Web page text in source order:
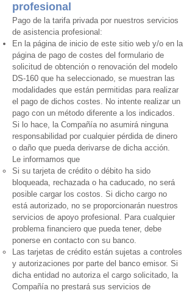
profesional
Pago de la tarifa privada por nuestros servicios
de asistencia profesional:
En la página de inicio de este sitio web y/o en la
página de pago de costes del formulario de
solicitud de obtención o renovación del modelo
DS-160 que ha seleccionado, se muestran las
modalidades que están permitidas para realizar
el pago de dichos costes. No intente realizar un
pago con un método diferente a los indicados.
Si lo hace, la Compañía no asumirá ninguna
responsabilidad por cualquier pérdida de dinero
o daño que pueda derivarse de dicha acción.
Le informamos que
Si su tarjeta de crédito o débito ha sido
bloqueada, rechazada o ha caducado, no será
posible cargar los costos. Si dicho cargo no
está autorizado, no se proporcionarán nuestros
servicios de apoyo profesional. Para cualquier
problema financiero que pueda tener, debe
ponerse en contacto con su banco.
Las tarjetas de crédito están sujetas a controles
y autorizaciones por parte del banco emisor. Si
dicha entidad no autoriza el cargo solicitado, la
Compañía no prestará sus servicios de